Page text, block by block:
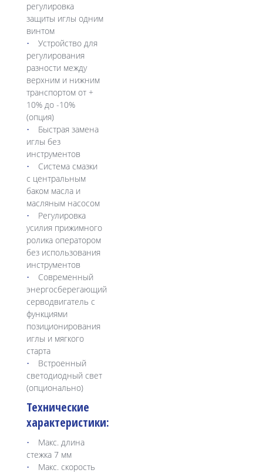
регулировка
защиты иглы одним
винтом
Устройство для
регулирования
разности между
верхним и нижним
транспортом от +
10% до -10%
(опция)
Быстрая замена
иглы без
инструментов
Система смазки
с центральным
баком масла и
масляным насосом
Регулировка
усилия прижимного
ролика оператором
без использования
инструментов
Современный
энергосберегающий
серводвигатель с
функциями
позиционирования
иглы и мягкого
старта
Встроенный
светодиодный свет
(опционально)
Технические
характеристики:
Макс. длина
стежка 7 мм
Макс. скорость